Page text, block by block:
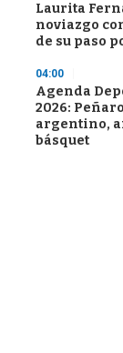
Laurita
noviazgo
de su paso
04:00
Agenda
2026:
argentino,
básquet